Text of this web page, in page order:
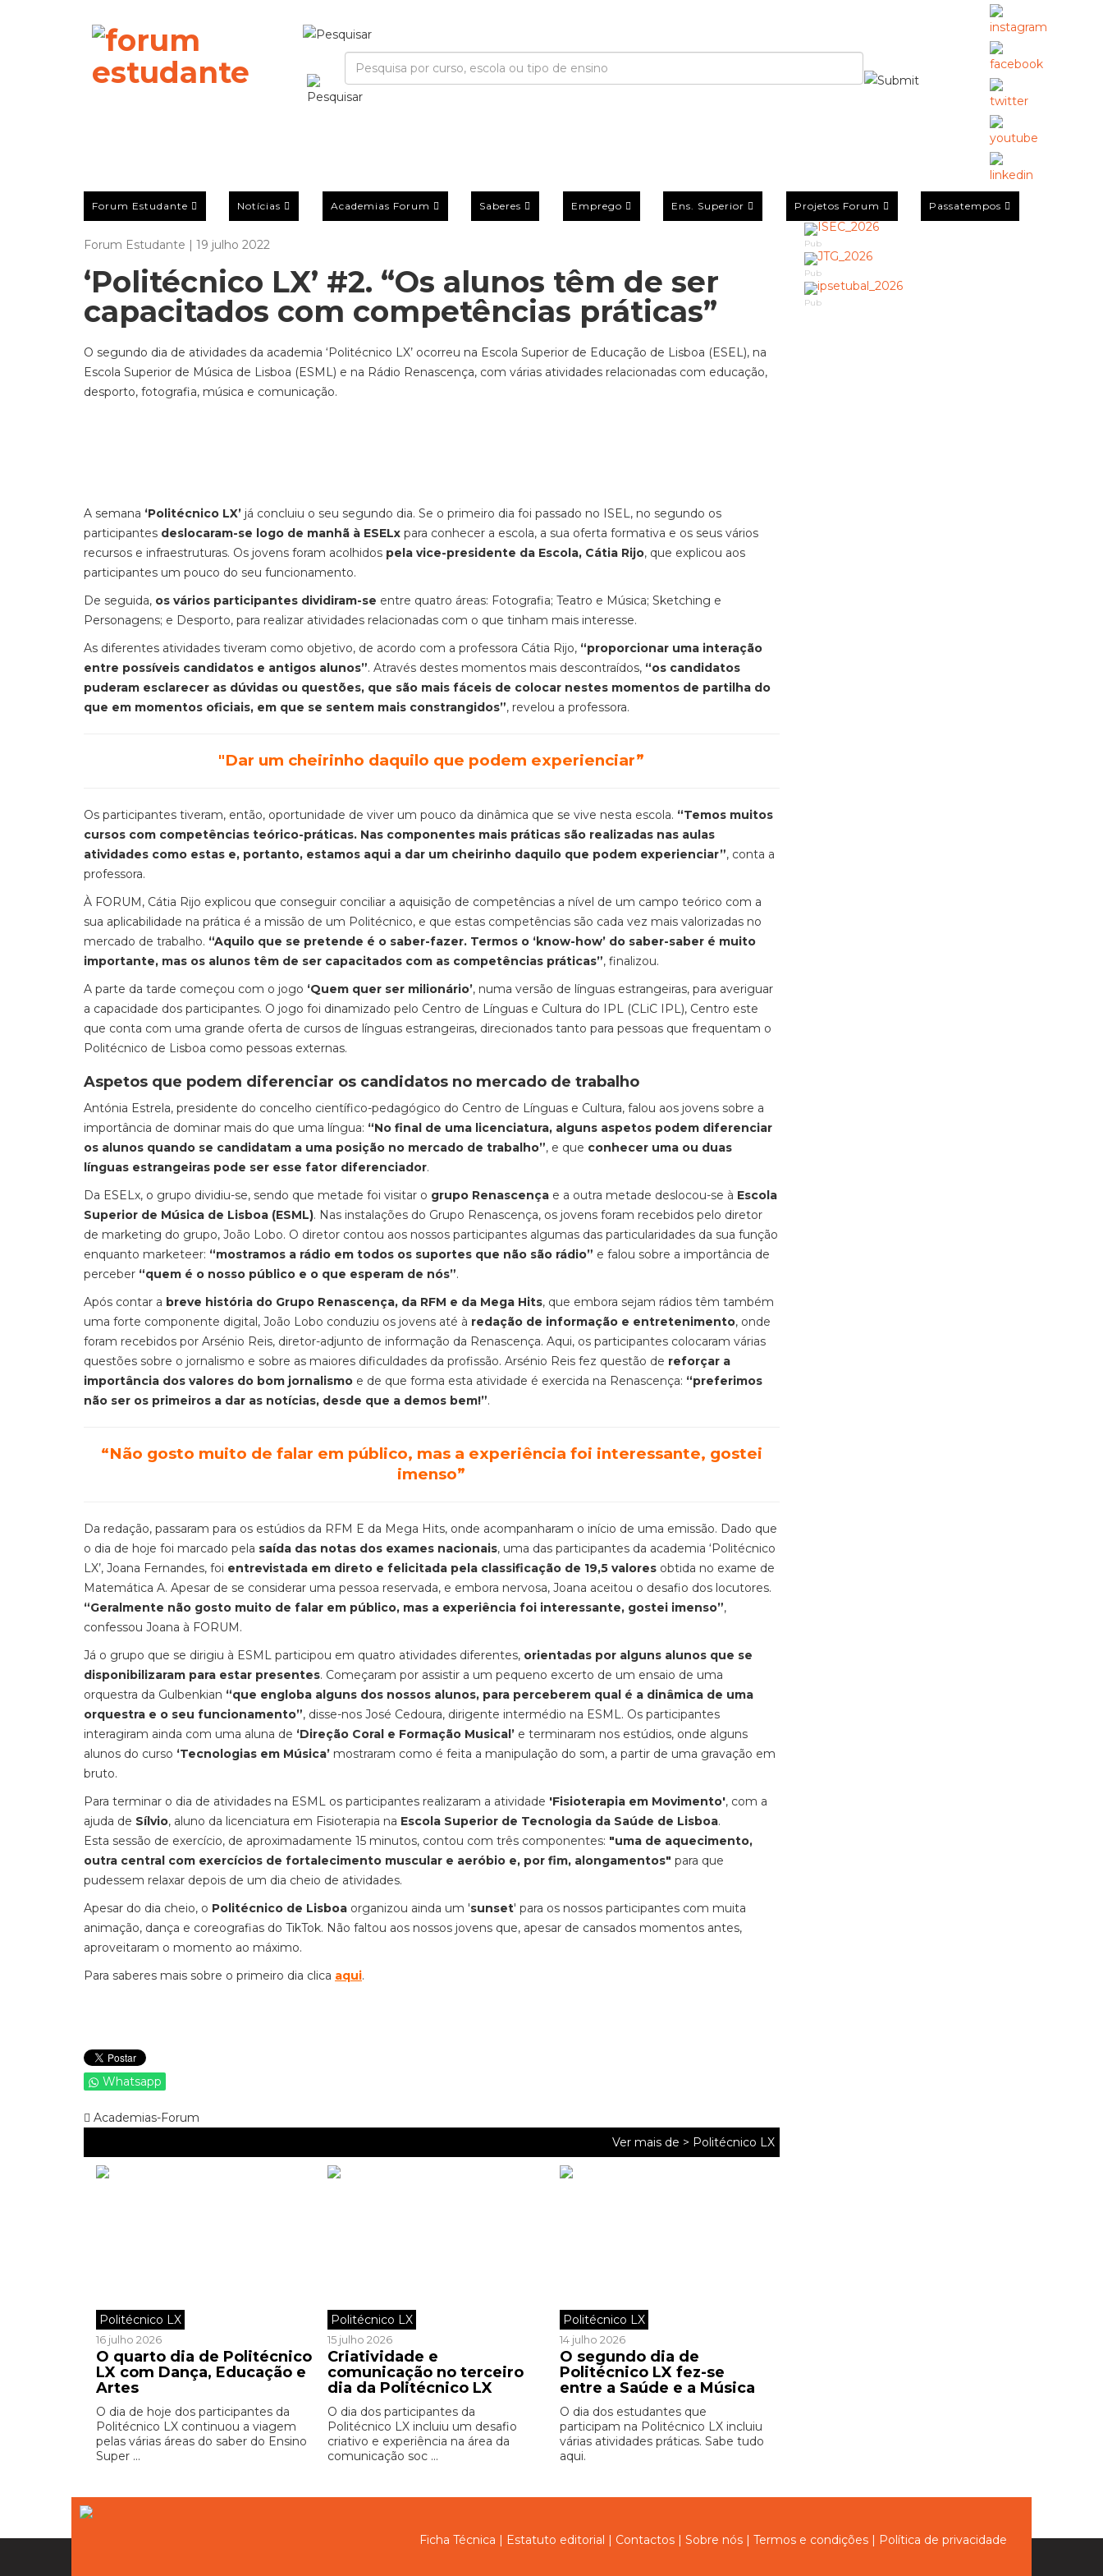
Forum Estudante Notícias Academias Forum Saberes Emprego Ens. Superior Projetos Forum Passatempos
Forum Estudante | 19 julho 2022
‘Politécnico LX’ #2. “Os alunos têm de ser
capacitados com competências práticas”
O segundo dia de atividades da academia ‘Politécnico LX’ ocorreu na Escola Superior de Educação de Lisboa (ESEL), na
Escola Superior de Música de Lisboa (ESML) e na Rádio Renascença, com várias atividades relacionadas com educação,
desporto, fotografia, música e comunicação.
A semana ‘Politécnico LX’ já concluiu o seu segundo dia. Se o primeiro dia foi passado no ISEL, no segundo os
participantes deslocaram-se logo de manhã à ESELx para conhecer a escola, a sua oferta formativa e os seus vários
recursos e infraestruturas. Os jovens foram acolhidos pela vice-presidente da Escola, Cátia Rijo, que explicou aos
participantes um pouco do seu funcionamento.
De seguida, os vários participantes dividiram-se entre quatro áreas: Fotografia; Teatro e Música; Sketching e
Personagens; e Desporto, para realizar atividades relacionadas com o que tinham mais interesse.
As diferentes atividades tiveram como objetivo, de acordo com a professora Cátia Rijo, “proporcionar uma interação
entre possíveis candidatos e antigos alunos”. Através destes momentos mais descontraídos, “os candidatos
puderam esclarecer as dúvidas ou questões, que são mais fáceis de colocar nestes momentos de partilha do
que em momentos oficiais, em que se sentem mais constrangidos”, revelou a professora.
"Dar um cheirinho daquilo que podem experienciar”
Os participantes tiveram, então, oportunidade de viver um pouco da dinâmica que se vive nesta escola. “Temos muitos
cursos com competências teórico-práticas. Nas componentes mais práticas são realizadas nas aulas
atividades como estas e, portanto, estamos aqui a dar um cheirinho daquilo que podem experienciar”, conta a
professora.
À FORUM, Cátia Rijo explicou que conseguir conciliar a aquisição de competências a nível de um campo teórico com a
sua aplicabilidade na prática é a missão de um Politécnico, e que estas competências são cada vez mais valorizadas no
mercado de trabalho. “Aquilo que se pretende é o saber-fazer. Termos o ‘know-how’ do saber-saber é muito
importante, mas os alunos têm de ser capacitados com as competências práticas”, finalizou.
A parte da tarde começou com o jogo ‘Quem quer ser milionário’, numa versão de línguas estrangeiras, para averiguar
a capacidade dos participantes. O jogo foi dinamizado pelo Centro de Línguas e Cultura do IPL (CLiC IPL), Centro este
que conta com uma grande oferta de cursos de línguas estrangeiras, direcionados tanto para pessoas que frequentam o
Politécnico de Lisboa como pessoas externas.
Aspetos que podem diferenciar os candidatos no mercado de trabalho
Antónia Estrela, presidente do concelho científico-pedagógico do Centro de Línguas e Cultura, falou aos jovens sobre a
importância de dominar mais do que uma língua: “No final de uma licenciatura, alguns aspetos podem diferenciar
os alunos quando se candidatam a uma posição no mercado de trabalho”, e que conhecer uma ou duas
línguas estrangeiras pode ser esse fator diferenciador.
Da ESELx, o grupo dividiu-se, sendo que metade foi visitar o grupo Renascença e a outra metade deslocou-se à Escola
Superior de Música de Lisboa (ESML). Nas instalações do Grupo Renascença, os jovens foram recebidos pelo diretor
de marketing do grupo, João Lobo. O diretor contou aos nossos participantes algumas das particularidades da sua função
enquanto marketeer: “mostramos a rádio em todos os suportes que não são rádio” e falou sobre a importância de
perceber “quem é o nosso público e o que esperam de nós”.
Após contar a breve história do Grupo Renascença, da RFM e da Mega Hits, que embora sejam rádios têm também
uma forte componente digital, João Lobo conduziu os jovens até à redação de informação e entretenimento, onde
foram recebidos por Arsénio Reis, diretor-adjunto de informação da Renascença. Aqui, os participantes colocaram várias
questões sobre o jornalismo e sobre as maiores dificuldades da profissão. Arsénio Reis fez questão de reforçar a
importância dos valores do bom jornalismo e de que forma esta atividade é exercida na Renascença: “preferimos
não ser os primeiros a dar as notícias, desde que a demos bem!”.
“Não gosto muito de falar em público, mas a experiência foi interessante, gostei
imenso”
Da redação, passaram para os estúdios da RFM E da Mega Hits, onde acompanharam o início de uma emissão. Dado que
o dia de hoje foi marcado pela saída das notas dos exames nacionais, uma das participantes da academia ‘Politécnico
LX’, Joana Fernandes, foi entrevistada em direto e felicitada pela classificação de 19,5 valores obtida no exame de
Matemática A. Apesar de se considerar uma pessoa reservada, e embora nervosa, Joana aceitou o desafio dos locutores.
“Geralmente não gosto muito de falar em público, mas a experiência foi interessante, gostei imenso”,
confessou Joana à FORUM.
Já o grupo que se dirigiu à ESML participou em quatro atividades diferentes, orientadas por alguns alunos que se
disponibilizaram para estar presentes. Começaram por assistir a um pequeno excerto de um ensaio de uma
orquestra da Gulbenkian “que engloba alguns dos nossos alunos, para perceberem qual é a dinâmica de uma
orquestra e o seu funcionamento”, disse-nos José Cedoura, dirigente intermédio na ESML. Os participantes
interagiram ainda com uma aluna de ‘Direção Coral e Formação Musical’ e terminaram nos estúdios, onde alguns
alunos do curso ‘Tecnologias em Música’ mostraram como é feita a manipulação do som, a partir de uma gravação em
bruto.
Para terminar o dia de atividades na ESML os participantes realizaram a atividade 'Fisioterapia em Movimento', com a
ajuda de Sílvio, aluno da licenciatura em Fisioterapia na Escola Superior de Tecnologia da Saúde de Lisboa.
Esta sessão de exercício, de aproximadamente 15 minutos, contou com três componentes: "uma de aquecimento,
outra central com exercícios de fortalecimento muscular e aeróbio e, por fim, alongamentos" para que
pudessem relaxar depois de um dia cheio de atividades.
Apesar do dia cheio, o Politécnico de Lisboa organizou ainda um 'sunset' para os nossos participantes com muita
animação, dança e coreografias do TikTok. Não faltou aos nossos jovens que, apesar de cansados momentos antes,
aproveitaram o momento ao máximo.
Para saberes mais sobre o primeiro dia clica aqui.
Whatsapp
Academias-Forum
Ver mais de > Politécnico LX
Politécnico LX
16 julho 2026
O quarto dia de Politécnico
LX com Dança, Educação e
Artes
O dia de hoje dos participantes da
Politécnico LX continuou a viagem
pelas várias áreas do saber do Ensino
Super ...
Politécnico LX
15 julho 2026
Criatividade e
comunicação no terceiro
dia da Politécnico LX
O dia dos participantes da
Politécnico LX incluiu um desafio
criativo e experiência na área da
comunicação soc ...
Politécnico LX
14 julho 2026
O segundo dia de
Politécnico LX fez-se
entre a Saúde e a Música
O dia dos estudantes que
participam na Politécnico LX incluiu
várias atividades práticas. Sabe tudo
aqui.
Pub
Pub
Pub
Ficha Técnica | Estatuto editorial | Contactos | Sobre nós | Termos e condições | Política de privacidade